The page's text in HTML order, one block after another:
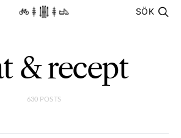
SÖK
& recept
630 POSTS